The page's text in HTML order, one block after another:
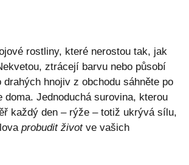
rostliny, které nerostou tak, jak
ztrácejí barvu nebo působí
drahých hnojiv z obchodu sáhněte po
doma. Jednoduchá surovina, kterou
každý den – rýže – totiž ukrývá sílu,
probudit životve vašich